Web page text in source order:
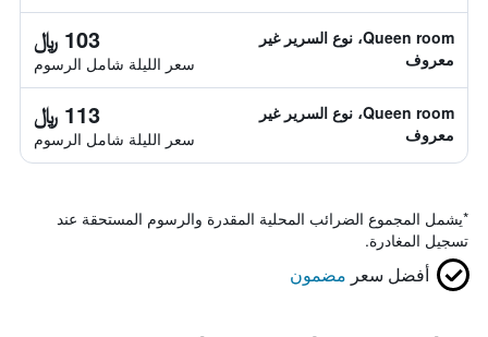
Queen room، نوع السرير غير
معروف
103 ﷼
سعر الليلة شامل الرسوم
Queen room، نوع السرير غير
معروف
113 ﷼
سعر الليلة شامل الرسوم
*يشمل المجموع الضرائب المحلية المقدرة والرسوم المستحقة عند
تسجيل المغادرة.
أفضل سعر مضمون